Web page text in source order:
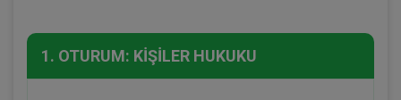
1. OTURUM: KİŞİLER HUKUKU